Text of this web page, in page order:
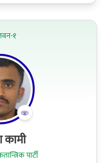
१
पार्टी